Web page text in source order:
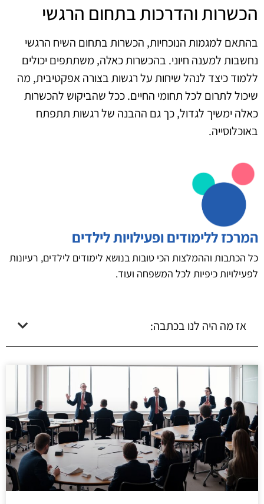
הכשרות והדרכות בתחום הרגשי
בהתאם למגמות הנוכחיות, הכשרות בתחום השיח הרגשי
נחשבות למענה חיוני. בהכשרות כאלה, משתתפים יכולים
ללמוד כיצד לנהל שיחות על רגשות בצורה אפקטיבית, מה
שיכול לתרום לכל תחומי החיים. ככל שהביקוש להכשרות
כאלה ימשיך לגדול, כך גם ההבנה של רגשות תתפתח
באוכלוסייה.
המרכז ללימודים ופעילויות לילדים
כל הכתבות וההמלצות הכי טובות בנושא לימודים לילדים, רעיונות
לפעילויות כיפיות לכל המשפחה ועוד.
אז מה היה לנו בכתבה: